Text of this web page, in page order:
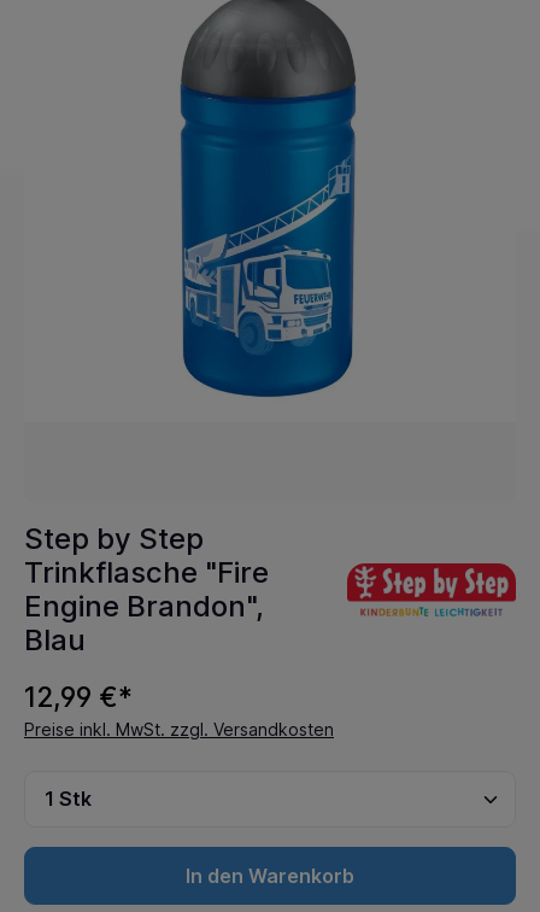
Step by Step
Trinkflasche "Fire
Engine Brandon",
Blau
12,99 €*
Preise inkl. MwSt. zzgl. Versandkosten
In den Warenkorb